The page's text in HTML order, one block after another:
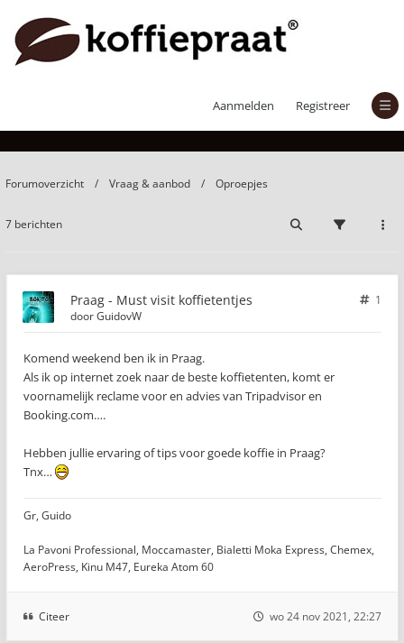
Aanmelden Registreer
Praag - Must visit koffietentjes
Forumoverzicht Vraag & aanbod Oproepjes
7 berichten
Praag - Must visit koffietentjes
1
doorGuidovW
Komend weekend ben ik in Praag.
Als ik op internet zoek naar de beste koffietenten, komt er
voornamelijk reclame voor en advies van Tripadvisor en
Booking.com….
Hebben jullie ervaring of tips voor goede koffie in Praag?
Tnx…
Gr, Guido
La Pavoni Professional, Moccamaster, Bialetti Moka Express, Chemex,
AeroPress, Kinu M47, Eureka Atom 60
Citeer wo 24 nov 2021, 22:27